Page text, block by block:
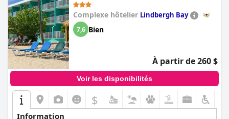
Complexe hôtelier Lindbergh Bay
7,6 Bien
À partir de 260 $
Voir les disponibilités
$
Information